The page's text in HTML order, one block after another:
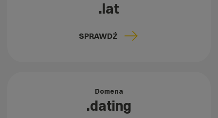
.lat
SPRAWDŹ
Domena
.dating